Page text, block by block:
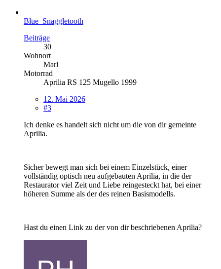
Blue_Snaggletooth
Beiträge
30
Wohnort
Marl
Motorrad
Aprilia RS 125 Mugello 1999
12. Mai 2026
#3
Ich denke es handelt sich nicht um die von dir gemeinte
Aprilia.
Sicher bewegt man sich bei einem Einzelstück, einer
vollständig optisch neu aufgebauten Aprilia, in die der
Restaurator viel Zeit und Liebe reingesteckt hat, bei einer
höheren Summe als der des reinen Basismodells.
Hast du einen Link zu der von dir beschriebenen Aprilia?